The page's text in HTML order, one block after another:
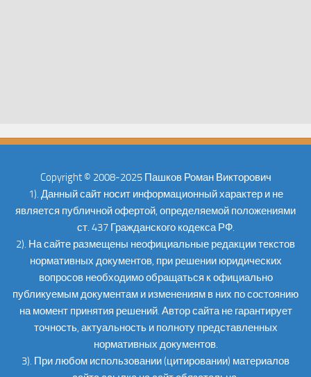
Copyright © 2008-2025 Пашков Роман Викторович
1). Данный сайт носит информационный характер и не
является публичной офертой, определяемой положениями
ст. 437 Гражданского кодекса РФ.
2). На сайте размещены неофициальные редакции текстов
нормативных документов, при решении юридических
вопросов необходимо обращаться к официально
публикуемым документам и изменениям в них по состоянию
на момент принятия решений. Автор сайта не гарантирует
точность, актуальность и полноту представленных
нормативных документов.
3). При любом использовании (цитировании) материалов